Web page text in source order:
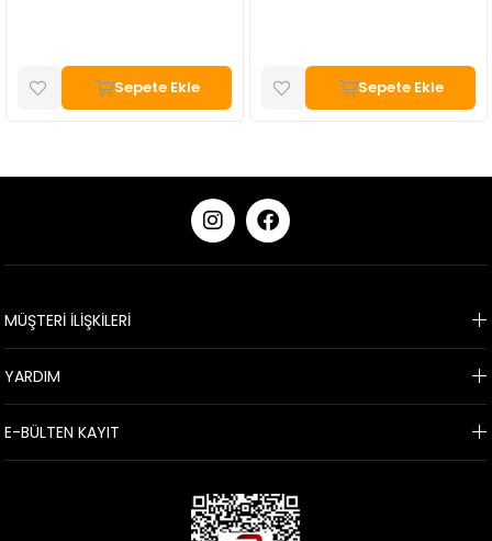
Sepete Ekle Sepete Ekle
MÜŞTERİ İLİŞKİLERİ
YARDIM
E-BÜLTEN KAYIT